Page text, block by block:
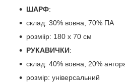
ШАРФ:
склад: 30% вовна, 70% ПА
розміір: 180 х 70 см
РУКАВИЧКИ:
склад: 40% вовна, 20%
розмір: універсальний